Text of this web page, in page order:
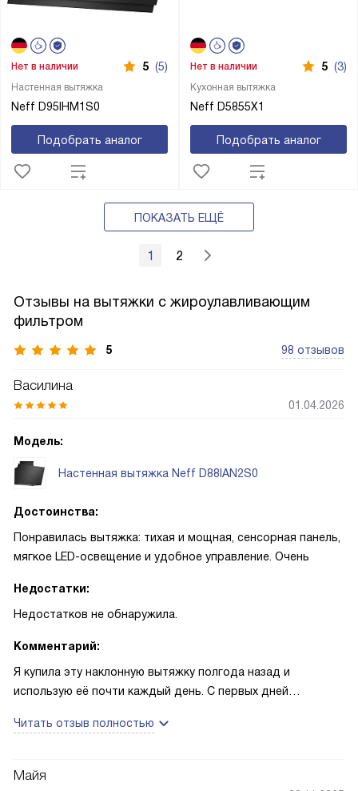
Настенная вытяжка
Neff D95IHM1S0
Нет в наличии 5 (5)
Подобрать аналог
Кухонная вытяжка
Neff D5855X1
Нет в наличии 5 (3)
Подобрать аналог
ПОКАЗАТЬ ЕЩЁ
1 2
Отзывы на вытяжки с жироулавливающим
фильтром
5 98 отзывов
Василина
01.04.2026
Модель:
Настенная вытяжка Neff D88IAN2S0
Достоинства:
Понравилась вытяжка: тихая и мощная, сенсорная панель,
мягкое LED-освещение и удобное управление. Очень
Недостатки:
Недостатков не обнаружила.
Комментарий:
Я купила эту наклонную вытяжку полгода назад и
использую её почти каждый день. С первых дней
LED‑подсветка SoftLight — готовить стало комфортнее,
HomeConnect приятно выручает: можно включить вытяжку
с телефона на подходе к дому или снизить мощность, не
Читать отзыв полностью
Майя